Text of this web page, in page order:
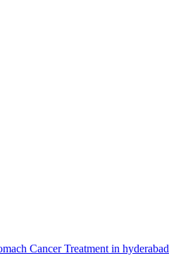
Cancer Treatment in hyderabad